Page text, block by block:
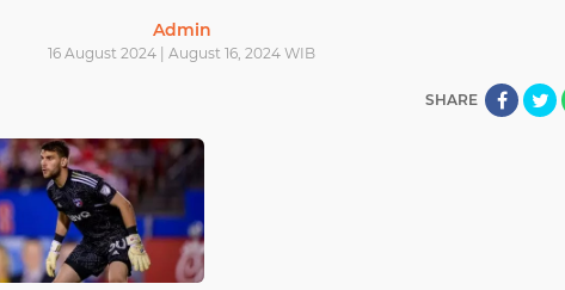
Admin
16 August 2024 | August 16, 2024 WIB
SHARE